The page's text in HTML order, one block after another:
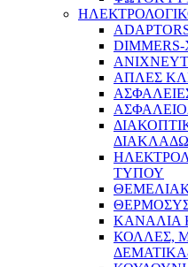
ΑΠΛΕΣ
ΤΥΠΟΥ
ΚΑΝΑΛΙΑ
ΚΟΛΛΕΣ,